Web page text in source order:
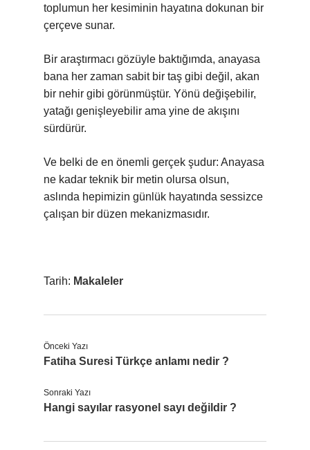
toplumun her kesiminin hayatına dokunan bir
çerçeve sunar.
Bir araştırmacı gözüyle baktığımda, anayasa
bana her zaman sabit bir taş gibi değil, akan
bir nehir gibi görünmüştür. Yönü değişebilir,
yatağı genişleyebilir ama yine de akışını
sürdürür.
Ve belki de en önemli gerçek şudur: Anayasa
ne kadar teknik bir metin olursa olsun,
aslında hepimizin günlük hayatında sessizce
çalışan bir düzen mekanizmasıdır.
Tarih: Makaleler
Önceki Yazı
Fatiha Suresi Türkçe anlamı nedir ?
Sonraki Yazı
Hangi sayılar rasyonel sayı değildir ?